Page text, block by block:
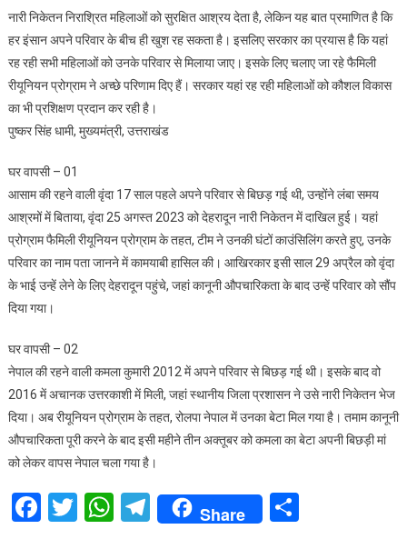
पुष्कर
सिंह
धामी
नारी निकेतन निराश्रित महिलाओं को सुरक्षित आश्रय देता है, लेकिन यह बात प्रमाणित है कि
हर इंसान अपने परिवार के बीच ही खुश रह सकता है। इसलिए सरकार का प्रयास है कि यहां
रह रही सभी महिलाओं को उनके परिवार से मिलाया जाए। इसके लिए चलाए जा रहे फैमिली
रीयूनियन प्रोग्राम ने अच्छे परिणाम दिए हैं। सरकार यहां रह रही महिलाओं को कौशल विकास
का भी प्रशिक्षण प्रदान कर रही है।
पुष्कर सिंह धामी, मुख्यमंत्री, उत्तराखंड
घर वापसी – 01
आसाम की रहने वाली वृंदा 17 साल पहले अपने परिवार से बिछड़ गई थी, उन्होंने लंबा समय
आश्रमों में बिताया, वृंदा 25 अगस्त 2023 को देहरादून नारी निकेतन में दाखिल हुई। यहां
प्रोग्राम फैमिली रीयूनियन प्रोग्राम के तहत, टीम ने उनकी घंटों काउंसिलिंग करते हुए, उनके
परिवार का नाम पता जानने में कामयाबी हासिल की। आखिरकार इसी साल 29 अप्रैल को वृंदा
के भाई उन्हें लेने के लिए देहरादून पहुंचे, जहां कानूनी औपचारिकता के बाद उन्हें परिवार को सौंप
दिया गया।
घर वापसी – 02
नेपाल की रहने वाली कमला कुमारी 2012 में अपने परिवार से बिछड़ गई थी। इसके बाद वो
2016 में अचानक उत्तरकाशी में मिली, जहां स्थानीय जिला प्रशासन ने उसे नारी निकेतन भेज
दिया। अब रीयूनियन प्रोग्राम के तहत, रोलपा नेपाल में उनका बेटा मिल गया है। तमाम कानूनी
औपचारिकता पूरी करने के बाद इसी महीने तीन अक्तूबर को कमला का बेटा अपनी बिछड़ी मां
को लेकर वापस नेपाल चला गया है।
Facebook
Twitter
WhatsApp
Telegram
Share Share